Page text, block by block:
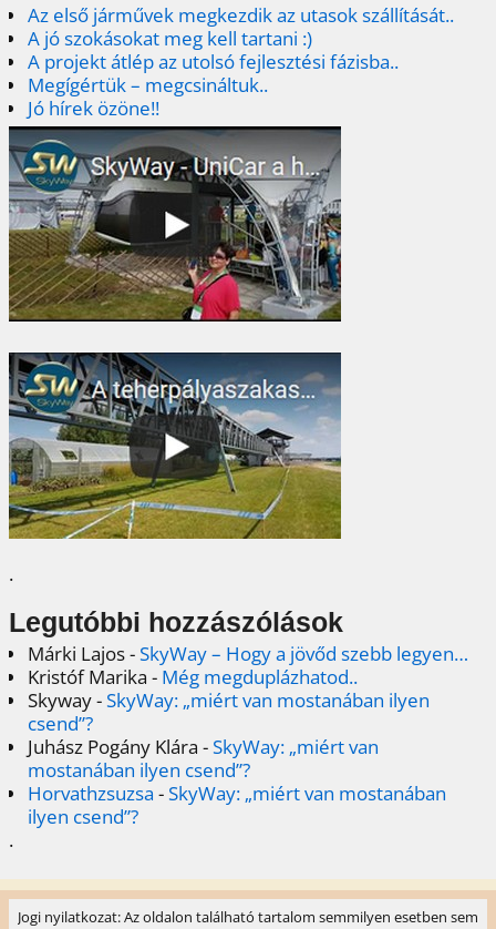
Az első járművek megkezdik az utasok szállítását..
A jó szokásokat meg kell tartani :)
A projekt átlép az utolsó fejlesztési fázisba..
Megígértük – megcsináltuk..
Jó hírek özöne!!
.
Legutóbbi hozzászólások
Márki Lajos-SkyWay – Hogy a jövőd szebb legyen…
Kristóf Marika - Még megduplázhatod..
Skyway-SkyWay: „miért van mostanában ilyen
csend”?
Juhász Pogány Klára -SkyWay: „miért van
mostanában ilyen csend”?
Horvathzsuzsa -SkyWay: „miért van mostanában
ilyen csend”?
.
Jogi nyilatkozat: Az oldalon található tartalom semmilyen esetben sem